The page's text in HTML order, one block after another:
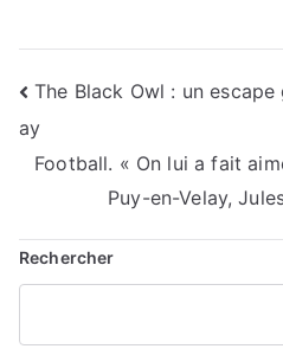
Navigation
de
l’article
The Black Owl : un
ay
Football. « On lui a fait
Puy-en-Velay,
Rechercher